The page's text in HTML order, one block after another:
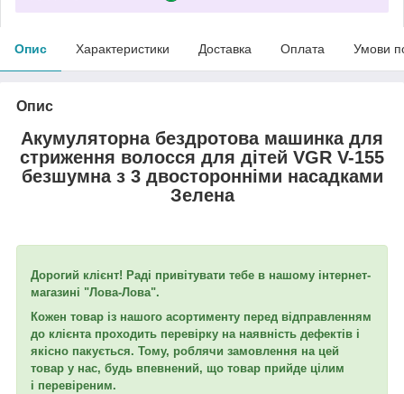
Опис Характеристики Доставка Оплата Умови
Опис
Акумуляторна бездротова машинка для
стриження волосся для дітей VGR V-155
безшумна з 3 двосторонніми насадками
Зелена
Дорогий клієнт! Раді привітувати тебе в нашому інтернет-
магазині "Лова-Лова".
Кожен товар із нашого асортименту перед відправленням
до клієнта проходить перевірку на наявність дефектів і
якісно пакується. Тому, роблячи замовлення на цей
товар у нас, будь впевнений, що товар прийде цілим
і перевіреним.